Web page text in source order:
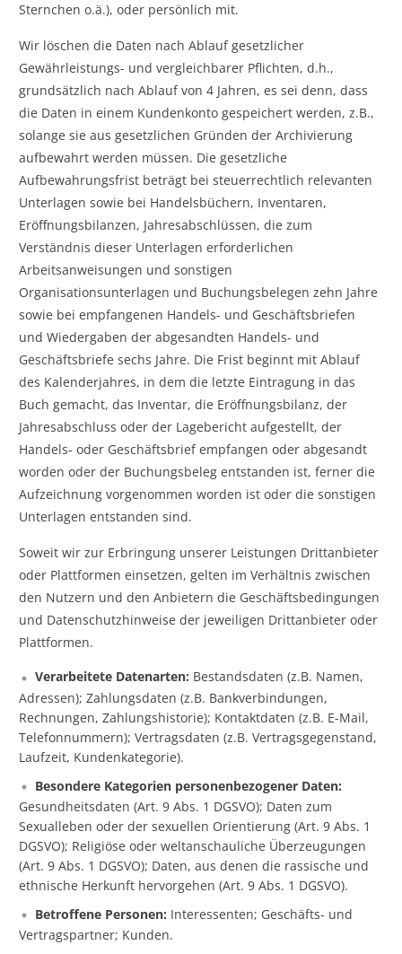
Sternchen o.ä.), oder persönlich mit.
Wir löschen die Daten nach Ablauf gesetzlicher
Gewährleistungs- und vergleichbarer Pflichten, d.h.,
grundsätzlich nach Ablauf von 4 Jahren, es sei denn, dass
die Daten in einem Kundenkonto gespeichert werden, z.B.,
solange sie aus gesetzlichen Gründen der Archivierung
aufbewahrt werden müssen. Die gesetzliche
Aufbewahrungsfrist beträgt bei steuerrechtlich relevanten
Unterlagen sowie bei Handelsbüchern, Inventaren,
Eröffnungsbilanzen, Jahresabschlüssen, die zum
Verständnis dieser Unterlagen erforderlichen
Arbeitsanweisungen und sonstigen
Organisationsunterlagen und Buchungsbelegen zehn Jahre
sowie bei empfangenen Handels- und Geschäftsbriefen
und Wiedergaben der abgesandten Handels- und
Geschäftsbriefe sechs Jahre. Die Frist beginnt mit Ablauf
des Kalenderjahres, in dem die letzte Eintragung in das
Buch gemacht, das Inventar, die Eröffnungsbilanz, der
Jahresabschluss oder der Lagebericht aufgestellt, der
Handels- oder Geschäftsbrief empfangen oder abgesandt
worden oder der Buchungsbeleg entstanden ist, ferner die
Aufzeichnung vorgenommen worden ist oder die sonstigen
Unterlagen entstanden sind.
Soweit wir zur Erbringung unserer Leistungen Drittanbieter
oder Plattformen einsetzen, gelten im Verhältnis zwischen
den Nutzern und den Anbietern die Geschäftsbedingungen
und Datenschutzhinweise der jeweiligen Drittanbieter oder
Plattformen.
Verarbeitete Datenarten: Bestandsdaten (z.B. Namen,
Adressen); Zahlungsdaten (z.B. Bankverbindungen,
Rechnungen, Zahlungshistorie); Kontaktdaten (z.B. E-Mail,
Telefonnummern); Vertragsdaten (z.B. Vertragsgegenstand,
Laufzeit, Kundenkategorie).
Besondere Kategorien personenbezogener Daten:
Gesundheitsdaten (Art. 9 Abs. 1 DGSVO); Daten zum
Sexualleben oder der sexuellen Orientierung (Art. 9 Abs. 1
DGSVO); Religiöse oder weltanschauliche Überzeugungen
(Art. 9 Abs. 1 DGSVO); Daten, aus denen die rassische und
ethnische Herkunft hervorgehen (Art. 9 Abs. 1 DGSVO).
Betroffene Personen: Interessenten; Geschäfts- und
Vertragspartner; Kunden.